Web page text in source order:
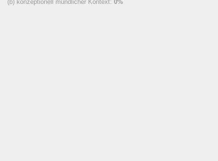
(b) konzeptionell mündlicher Kontext: 0%